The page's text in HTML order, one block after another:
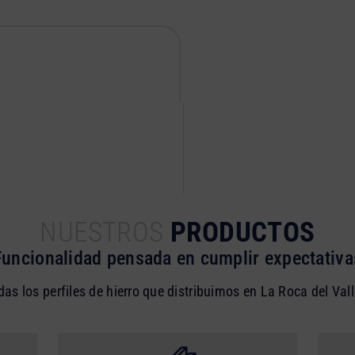
PRODUCTOS
pensada en cumplir
los perfiles de hierro que distribuimos en La Roca del